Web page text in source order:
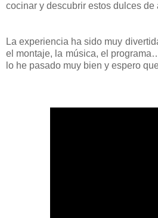
cocinar y descubrir estos dulces de
La experiencia ha sido muy
el montaje, la música, el
lo he pasado muy bien y espero